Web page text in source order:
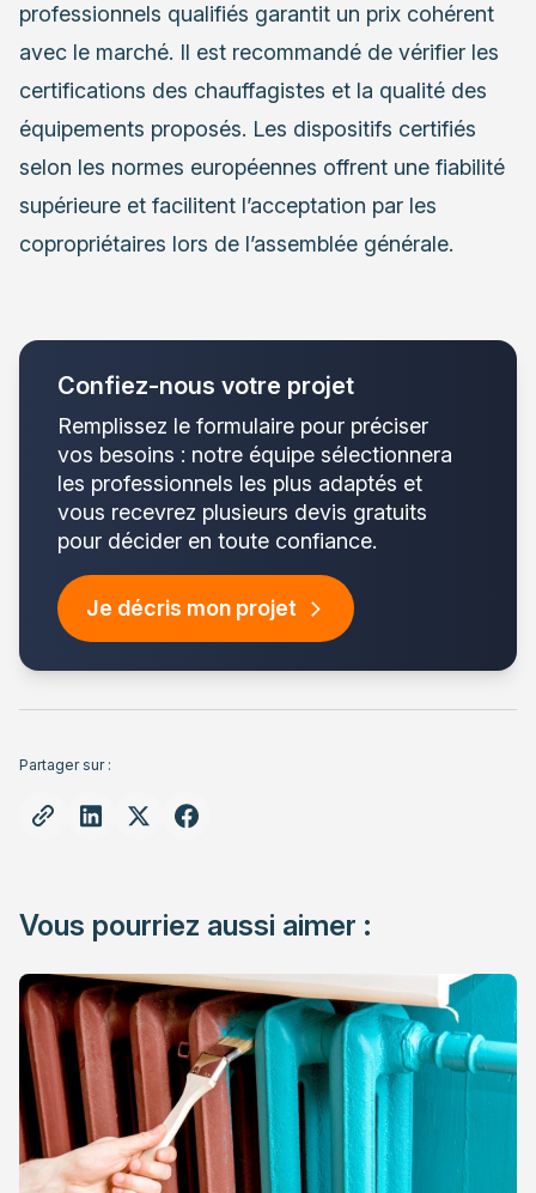
professionnels qualifiés garantit un prix cohérent
avec le marché. Il est recommandé de vérifier les
certifications des chauffagistes et la qualité des
équipements proposés. Les dispositifs certifiés
selon les normes européennes offrent une fiabilité
supérieure et facilitent l’acceptation par les
copropriétaires lors de l’assemblée générale.
Confiez-nous votre projet
Remplissez le formulaire pour préciser
vos besoins : notre équipe sélectionnera
les professionnels les plus adaptés et
vous recevrez plusieurs devis gratuits
pour décider en toute confiance.
Je décris mon projet
Partager sur :
Vous pourriez aussi aimer :